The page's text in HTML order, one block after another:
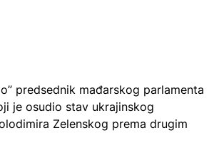
predsednik mađarskog parlamenta
je osudio stav ukrajinskog
Zelenskog prema drugim